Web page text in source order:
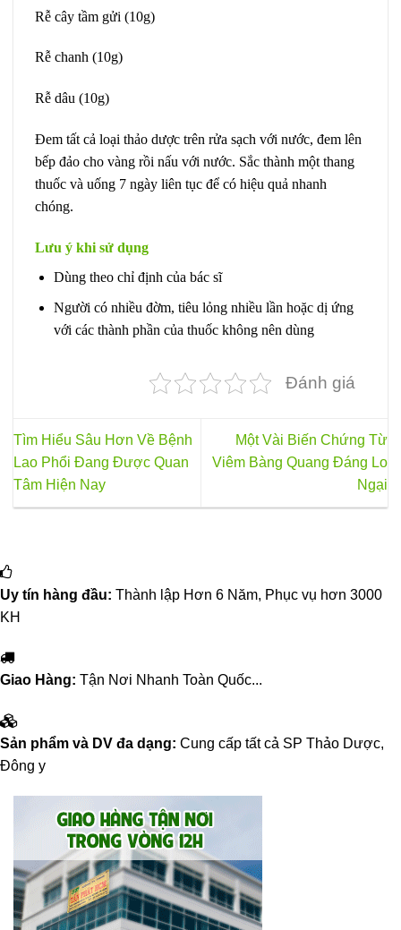
Rễ cây tầm gửi (10g)
Rễ chanh (10g)
Rễ dâu (10g)
Đem tất cả loại thảo dược trên rửa sạch với nước, đem lên
bếp đảo cho vàng rồi nấu với nước. Sắc thành một thang
thuốc và uống 7 ngày liên tục để có hiệu quả nhanh
chóng.
Lưu ý khi sử dụng
Dùng theo chỉ định của bác sĩ
Người có nhiều đờm, tiêu lỏng nhiều lần hoặc dị ứng
với các thành phần của thuốc không nên dùng
Đánh giá
Tìm Hiểu Sâu Hơn Về Bệnh
Lao Phổi Đang Được Quan
Tâm Hiện Nay
Một Vài Biến Chứng Từ
Viêm Bàng Quang Đáng Lo
Ngại
Uy tín hàng đầu: Thành lập Hơn 6 Năm, Phục vụ hơn 3000
KH
Giao Hàng: Tận Nơi Nhanh Toàn Quốc...
Sản phẩm và DV đa dạng: Cung cấp tất cả SP Thảo Dược,
Đông y